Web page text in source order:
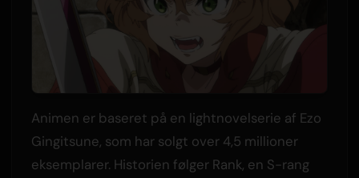
Animen er baseret på en lightnovelserie af Ezo
Gingitsune, som har solgt over 4,5 millioner
eksemplarer. Historien følger Rank, en S-rang